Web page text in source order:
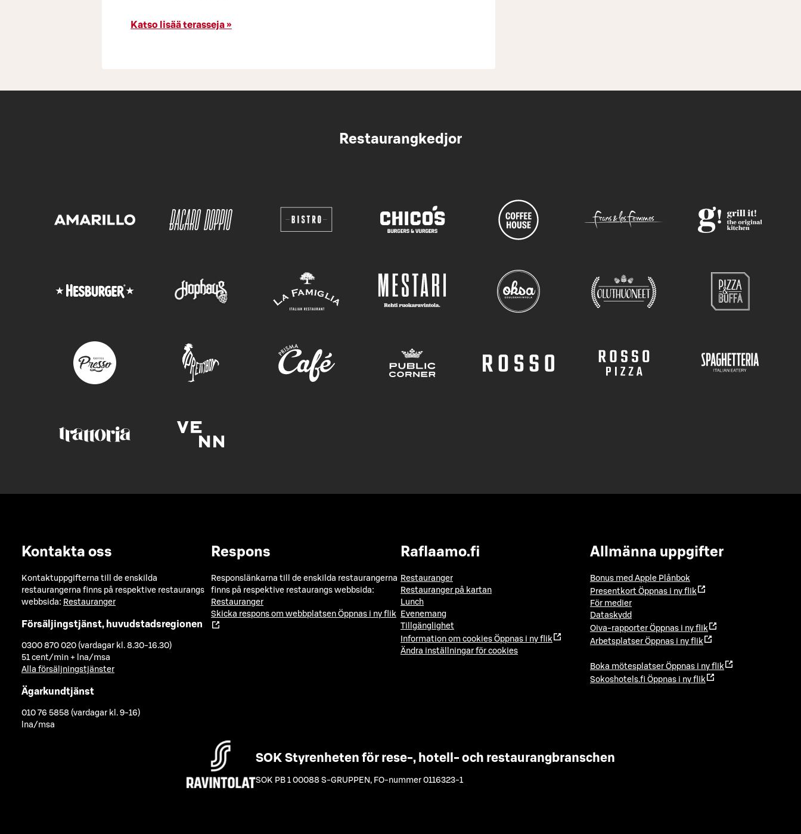
Katso lisää terasseja »
Restaurangkedjor
Kontakta oss
Kontaktuppgifterna till de enskilda
restaurangerna finns på respektive restaurangs
webbsida: Restauranger
Försäljingstjänst, huvudstadsregionen
0300 870 020 (vardagar kl. 8.30-16.30)
51 cent/min + lna/msa
Alla försäljningstjänster
Ägarkundtjänst
010 76 5858 (vardagar kl. 9-16)
lna/msa
Respons
Responslänkarna till de enskilda restaurangerna
finns på respektive restaurangs webbsida:
Restauranger
Skicka respons om webbplatsen Öppnas i ny flik
Raflaamo.fi
Restauranger
Restauranger på kartan
Lunch
Evenemang
Tillgänglighet
Information om cookies Öppnas i ny flik
Ändra inställningar för cookies
Allmänna uppgifter
Bonus med Apple Plånbok
Presentkort Öppnas i ny flik
För medier
Dataskydd
Oiva-rapporter Öppnas i ny flik
Arbetsplatser Öppnas i ny flik
Boka mötesplatser Öppnas i ny flik
Sokoshotels.fi Öppnas i ny flik
SOK Styrenheten för rese-, hotell- och restaurangbranschen
SOK PB 1 00088 S-GRUPPEN , FO-nummer 0116323-1